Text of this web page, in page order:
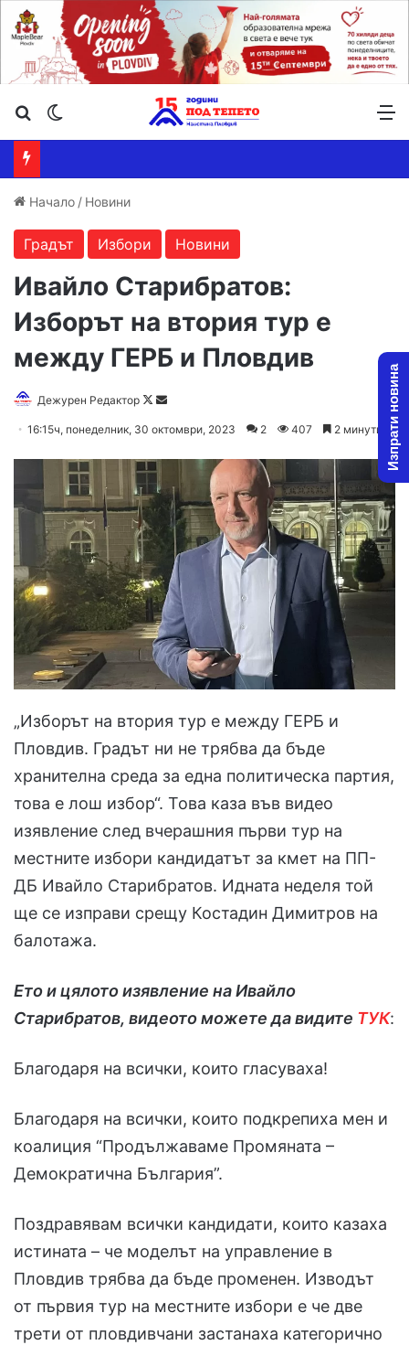
Търсене ...
Начало / Новини
Градът Избори Новини
Ивайло Старибратов:
Изборът на втория тур е
между ГЕРБ и Пловдив
Дежурен Редактор
Follow
Send
16:15ч, понеделник, 30 октомври, 2023 2 407 2 минути
„Изборът на втория тур е между ГЕРБ и
Пловдив. Градът ни не трябва да бъде
хранителна среда за една политическа партия,
това е лош избор“. Това каза във видео
изявление след вчерашния първи тур на
местните избори кандидатът за кмет на ПП-
ДБ Ивайло Старибратов. Идната неделя той
ще се изправи срещу Костадин Димитров на
балотажа.
Ето и цялото изявление на Ивайло
Старибратов, видеото можете да видите ТУК:
Благодаря на всички, които гласуваха!
Благодаря на всички, които подкрепиха мен и
коалиция “Продължаваме Промяната –
Демократична България”.
Поздравявам всички кандидати, които казаха
истината – че моделът на управление в
Пловдив трябва да бъде променен. Изводът
от първия тур на местните избори е че две
трети от пловдивчани застанаха категорично
Изпрати новина